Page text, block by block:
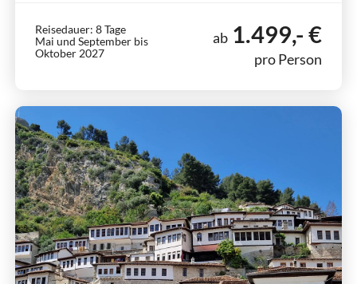
Reisedauer: 8 Tage
Mai und September bis
Oktober 2027
ab 1.499,- €
pro Person